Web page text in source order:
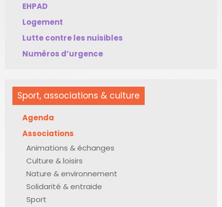
EHPAD
Logement
Lutte contre les nuisibles
Numéros d’urgence
Sport, associations & culture
Agenda
Associations
Animations & échanges
Culture & loisirs
Nature & environnement
Solidarité & entraide
Sport